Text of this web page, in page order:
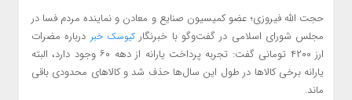
حجت الله فیروزی؛ عضو کمیسیون صنایع و معادن و نماینده مردم فسا در
مجلس شورای اسلامی در گفت‌وگو با خبرنگارکیوسک خبر درباره مضرات
ارز ۴۲۰۰ تومانی گفت: تجربه پرداخت یارانه از دهه ۶۰ وجود دارد، البته
یارانه برخی کالاها در طول این سال‌ها حذف شد و کالاهای محدودی باقی
ماند.